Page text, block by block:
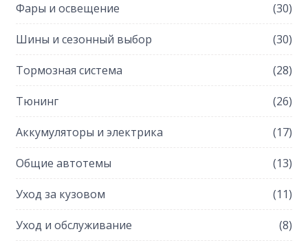
Фары и освещение (30)
Шины и сезонный выбор (30)
Тормозная система (28)
Тюнинг (26)
Аккумуляторы и электрика (17)
Общие автотемы (13)
Уход за кузовом (11)
Уход и обслуживание (8)